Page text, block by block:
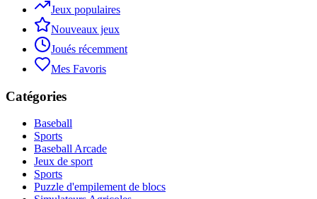
Jeux populaires
Nouveaux jeux
Joués récemment
Mes Favoris
Catégories
Baseball
Sports
Baseball Arcade
Jeux de sport
Sports
Puzzle d'empilement de blocs